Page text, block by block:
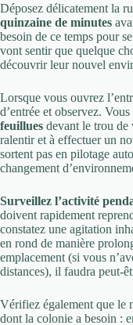
Déposez délicatement la
quinzaine de minutes
besoin de ce temps pour
vont sentir que quelque
découvrir leur nouvel
Lorsque vous ouvrez
d’entrée et observez.
feuillues devant le trou de
ralentir et à effectuer un
sortent pas en pilotage
changement
Surveillez l’activité
doivent rapidement
constatez une agitation
en rond de manière
emplacement (si vous
distances), il faudra peut-
Vérifiez également que le
dont la colonie a besoin :